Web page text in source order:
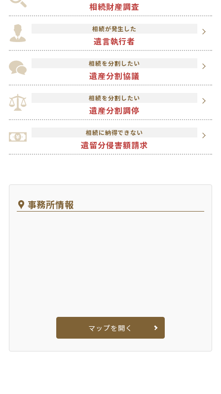
相続財産調査
相続が発生した
遺言執行者
相続を分割したい
遺産分割協議
相続を分割したい
遺産分割調停
相続に納得できない
遺留分侵害額請求
事務所情報
マップを開く